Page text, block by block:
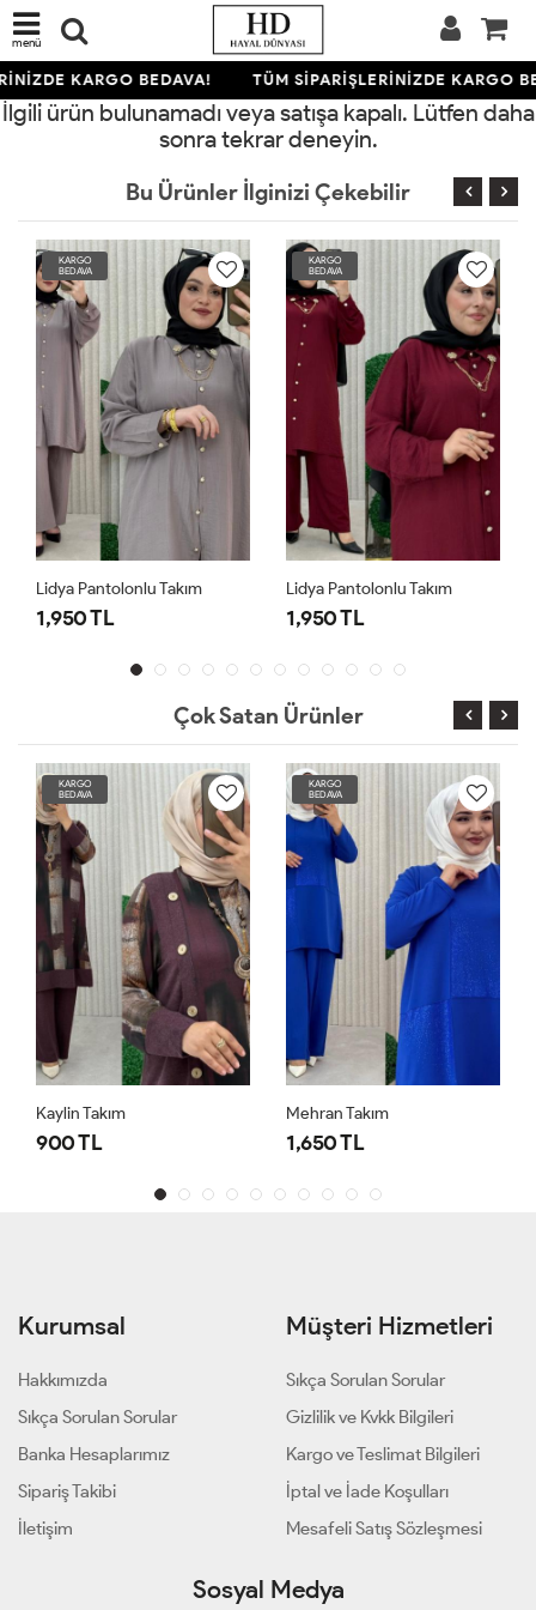
menü
KARGO BEDAVA! TÜM SİPARİŞLERİNİZDE KARGO
İlgili ürün bulunamadı veya satışa kapalı. Lütfen daha
sonra tekrar deneyin.
Bu Ürünler İlginizi Çekebilir
KARGO
BEDAVA
Lidya Pantolonlu Takım
1,950 TL
KARGO
BEDAVA
Lidya Pantolonlu Takım
1,950 TL
Çok Satan Ürünler
KARGO
BEDAVA
Kaylin Takım
900 TL
KARGO
BEDAVA
Mehran Takım
1,650 TL
Kurumsal
Hakkımızda
Sıkça Sorulan Sorular
Banka Hesaplarımız
Sipariş Takibi
İletişim
Müşteri Hizmetleri
Sıkça Sorulan Sorular
Gizlilik ve Kvkk Bilgileri
Kargo ve Teslimat Bilgileri
İptal ve İade Koşulları
Mesafeli Satış Sözleşmesi
Sosyal Medya